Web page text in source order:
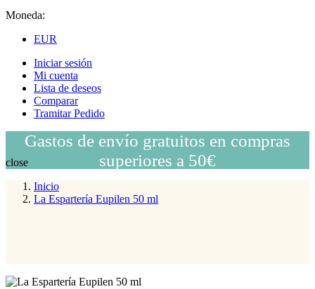
Moneda:
EUR
Iniciar sesión
Mi cuenta
Lista de deseos
Comparar
Tramitar Pedido
Gastos de envío gratuitos en compras
superiores a 50€
close
Inicio
La Espartería Eupilen 50 ml